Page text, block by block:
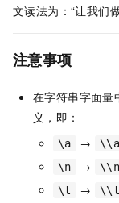
文读法为：“让我们
注意事项
在字符串字面量
义，即：
\a →
\\a
\n
→
\\n
\t
→
\\t